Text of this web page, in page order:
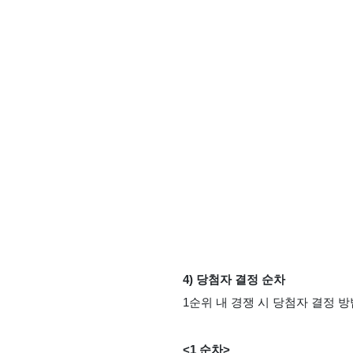
4) 당첨자 결정 순차
1순위 내 경쟁 시 당첨자 결정 방
<1 순차>